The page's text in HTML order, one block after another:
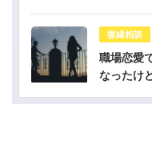
復縁相談
職場恋愛
なったけ